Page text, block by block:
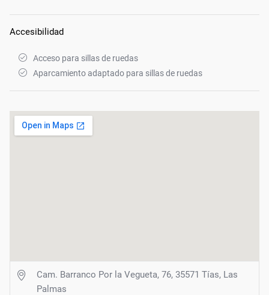
Accesibilidad
Acceso para sillas de ruedas
Aparcamiento adaptado para sillas de ruedas
Cam. Barranco Por la Vegueta, 76, 35571 Tías, Las
Palmas